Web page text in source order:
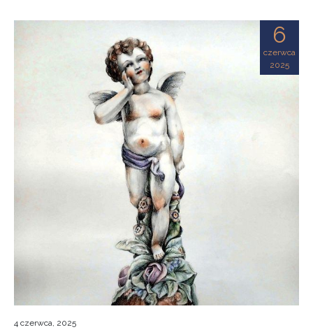
6
czerwca
2025
4 czerwca, 2025